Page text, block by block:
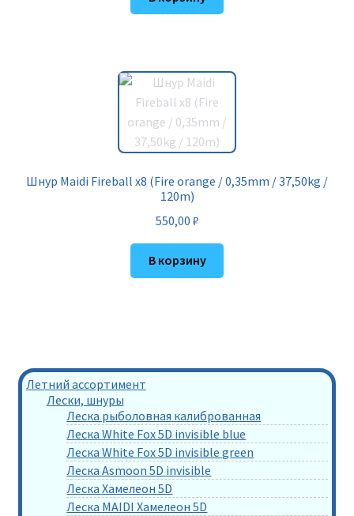
Шнур Maidi Fireball x8 (Fire orange / 0,35mm / 37,50kg /
120m)
550,00 ₽
В корзину
Летний ассортимент
Лески, шнуры
Леска рыболовная калиброванная
Леска White Fox 5D invisible blue
Леска White Fox 5D invisible green
Леска Asmoon 5D invisible
Леска Хамелеон 5D
Леска MAIDI Хамелеон 5D